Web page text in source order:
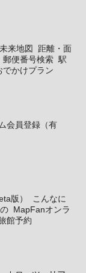
来地図
距離・面
郵便番号検索 駅
でかけプラン
会員登録（有
版）
こんなに
MapFanオンラ
館予約